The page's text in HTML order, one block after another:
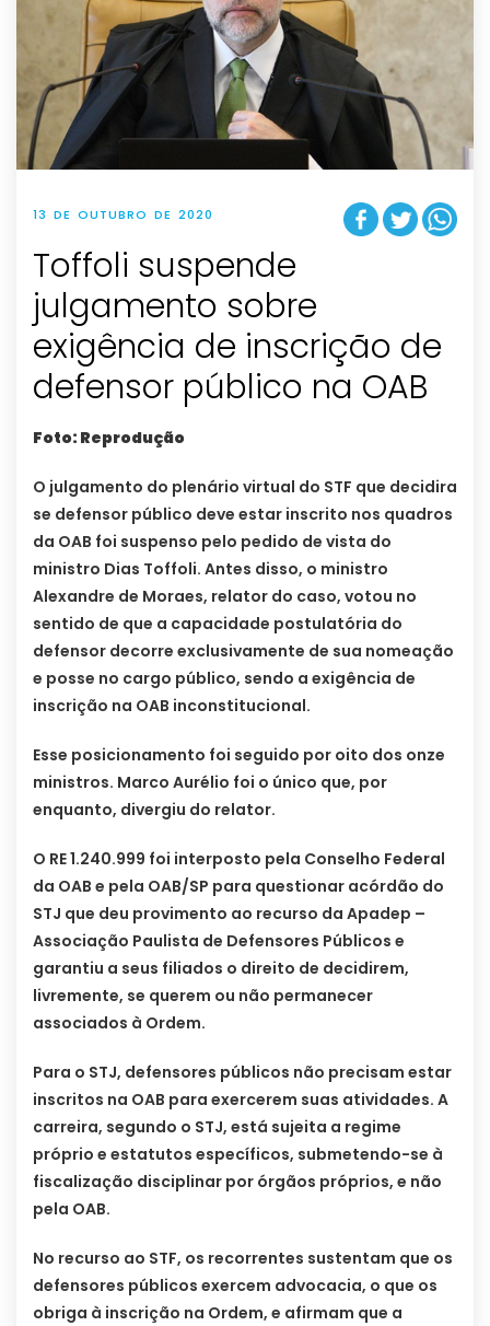
13 DE OUTUBRO DE 2020
Toffoli suspende
julgamento sobre
exigência de inscrição de
defensor público na OAB
Foto: Reprodução
O julgamento do plenário virtual do STF que decidira
se defensor público deve estar inscrito nos quadros
da OAB foi suspenso pelo pedido de vista do
ministro Dias Toffoli. Antes disso, o ministro
Alexandre de Moraes, relator do caso, votou no
sentido de que a capacidade postulatória do
defensor decorre exclusivamente de sua nomeação
e posse no cargo público, sendo a exigência de
inscrição na OAB inconstitucional.
Esse posicionamento foi seguido por oito dos onze
ministros. Marco Aurélio foi o único que, por
enquanto, divergiu do relator.
O RE 1.240.999 foi interposto pela Conselho Federal
da OAB e pela OAB/SP para questionar acórdão do
STJ que deu provimento ao recurso da Apadep –
Associação Paulista de Defensores Públicos e
garantiu a seus filiados o direito de decidirem,
livremente, se querem ou não permanecer
associados à Ordem.
Para o STJ, defensores públicos não precisam estar
inscritos na OAB para exercerem suas atividades. A
carreira, segundo o STJ, está sujeita a regime
próprio e estatutos específicos, submetendo-se à
fiscalização disciplinar por órgãos próprios, e não
pela OAB.
No recurso ao STF, os recorrentes sustentam que os
defensores públicos exercem advocacia, o que os
obriga à inscrição na Ordem, e afirmam que a